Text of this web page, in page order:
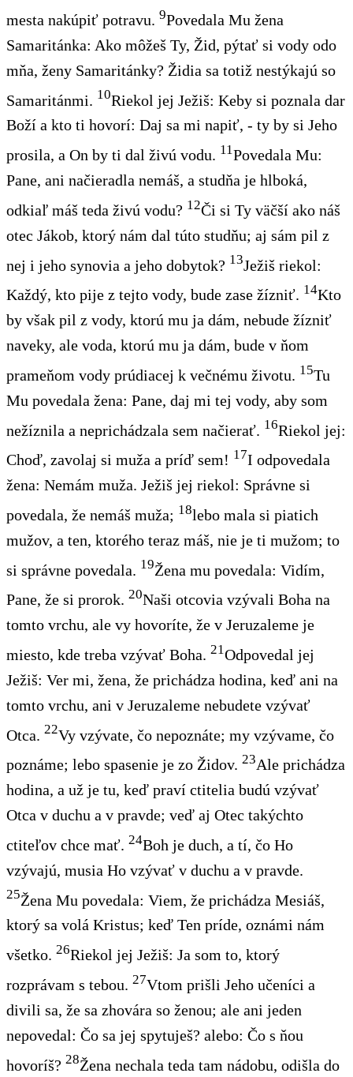
mesta nakúpiť potravu. 9Povedala Mu žena
Samaritánka: Ako môžeš Ty, Žid, pýtať si vody odo
mňa, ženy Samaritánky? Židia sa totiž nestýkajú so
Samaritánmi. 10Riekol jej Ježiš: Keby si poznala dar
Boží a kto ti hovorí: Daj sa mi napiť, - ty by si Jeho
prosila, a On by ti dal živú vodu. 11Povedala Mu:
Pane, ani načieradla nemáš, a studňa je hlboká,
odkiaľ máš teda živú vodu? 12Či si Ty väčší ako náš
otec Jákob, ktorý nám dal túto studňu; aj sám pil z
nej i jeho synovia a jeho dobytok? 13Ježiš riekol:
Každý, kto pije z tejto vody, bude zase žízniť. 14Kto
by však pil z vody, ktorú mu ja dám, nebude žízniť
naveky, ale voda, ktorú mu ja dám, bude v ňom
prameňom vody prúdiacej k večnému životu. 15Tu
Mu povedala žena: Pane, daj mi tej vody, aby som
nežíznila a neprichádzala sem načierať. 16Riekol jej:
Choď, zavolaj si muža a príď sem! 17I odpovedala
žena: Nemám muža. Ježiš jej riekol: Správne si
povedala, že nemáš muža; 18lebo mala si piatich
mužov, a ten, ktorého teraz máš, nie je ti mužom; to
si správne povedala.
19Žena mu povedala: Vidím,
Pane, že si prorok. 20Naši otcovia vzývali Boha na
tomto vrchu, ale vy hovoríte, že v Jeruzaleme je
miesto, kde treba vzývať Boha. 21Odpovedal jej
Ježiš: Ver mi, žena, že prichádza hodina, keď ani na
tomto vrchu, ani v Jeruzaleme nebudete vzývať
Otca. 22Vy vzývate, čo nepoznáte; my vzývame, čo
poznáme; lebo spasenie je zo Židov. 23Ale prichádza
hodina, a už je tu, keď praví ctitelia budú vzývať
Otca v duchu a v pravde; veď aj Otec takýchto
ctiteľov chce mať. 24Boh je duch, a tí, čo Ho
vzývajú, musia Ho vzývať v duchu a v pravde.
25Žena Mu povedala: Viem, že prichádza Mesiáš,
ktorý sa volá Kristus; keď Ten príde, oznámi nám
všetko. 26Riekol jej Ježiš: Ja som to, ktorý
rozprávam s tebou. 27Vtom prišli Jeho učeníci a
divili sa, že sa zhovára so ženou; ale ani jeden
nepovedal: Čo sa jej spytuješ? alebo: Čo s ňou
hovoríš? 28Žena nechala teda tam nádobu, odišla do